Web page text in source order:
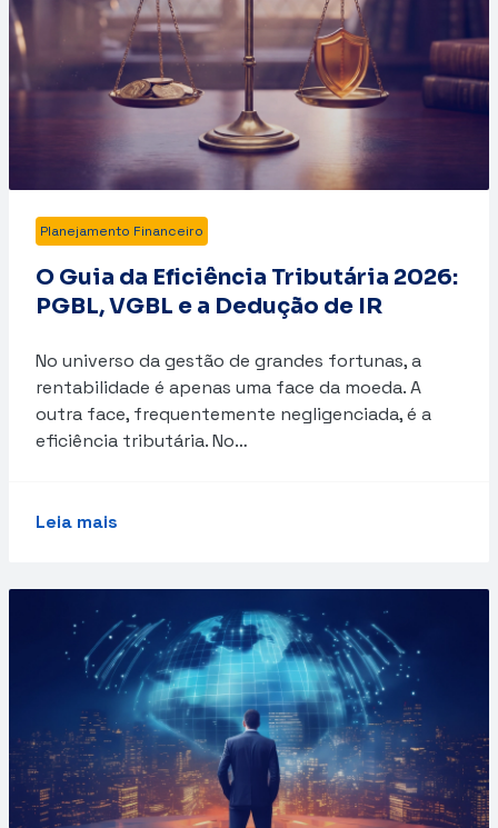
Planejamento Financeiro
O Guia da Eficiência Tributária 2026:
PGBL, VGBL e a Dedução de IR
No universo da gestão de grandes fortunas, a
rentabilidade é apenas uma face da moeda. A
outra face, frequentemente negligenciada, é a
eficiência tributária. No…
Leia mais